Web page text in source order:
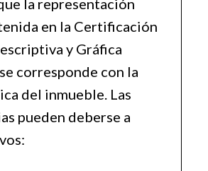
la representación
en la Certificación
y Gráfica
corresponde con la
del inmueble. Las
pueden deberse a